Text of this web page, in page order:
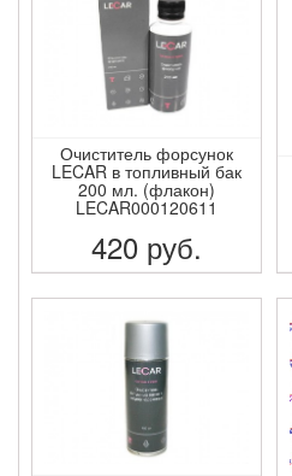
Очиститель форсунок
LECAR в топливный бак
200 мл. (флакон)
LECAR000120611
420 руб.
ПОДРОБНЕЕ